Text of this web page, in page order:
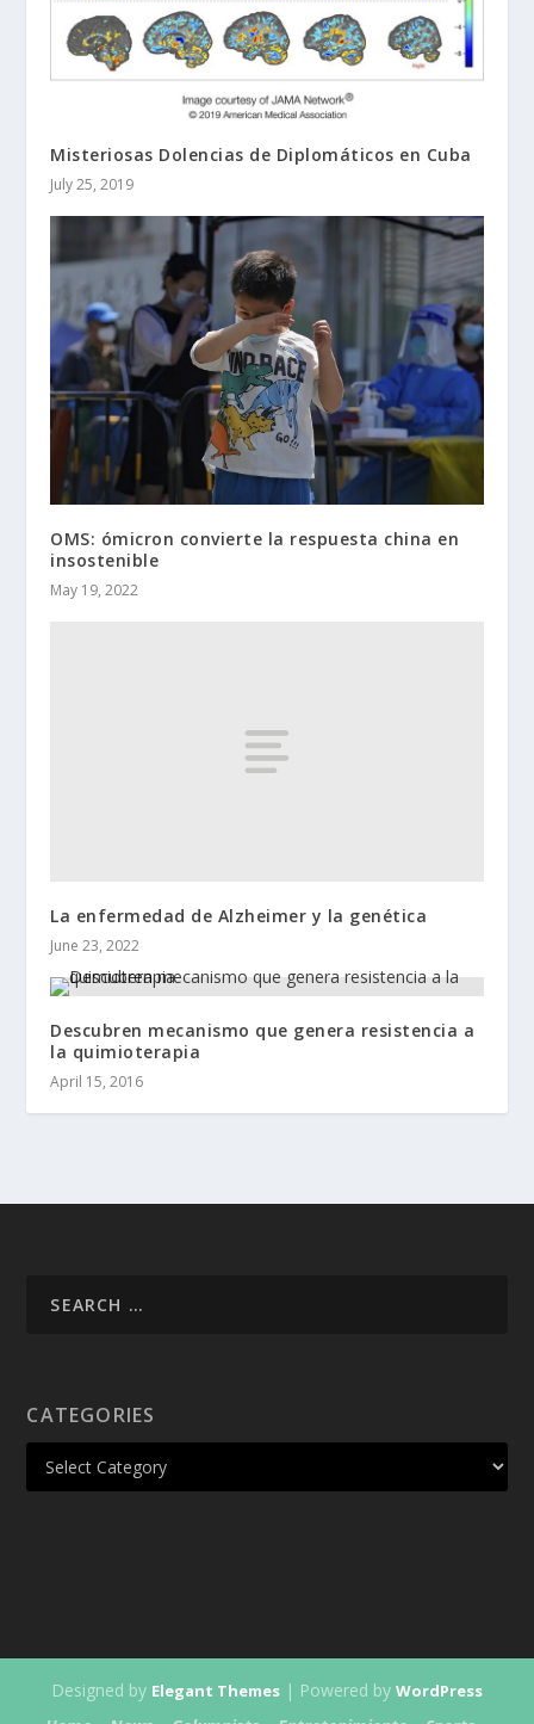
Misteriosas Dolencias de Diplomáticos en Cuba
July 25, 2019
OMS: ómicron convierte la respuesta china en
insostenible
May 19, 2022
La enfermedad de Alzheimer y la genética
June 23, 2022
Descubren mecanismo que genera resistencia a
la quimioterapia
April 15, 2016
CATEGORIES
Designed by Elegant Themes | Powered by WordPress